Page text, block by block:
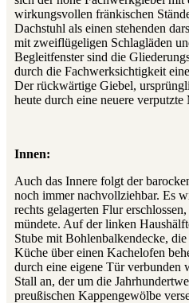
wirkungsvollen fränkischen
Dachstuhl als einen stehenden
mit zweiflügeligen Schlagläden
Begleitfenster sind die
durch die Fachwerksichtigkeit
Der rückwärtige Giebel,
heute durch eine neuere verputzte
Innen:
Auch das Innere folgt der
noch immer nachvollziehbar. Es
rechts gelagerten Flur
mündete. Auf der linken
Stube mit Bohlenbalkendecke,
Küche über einen Kachelofen
durch eine eigene Tür verbunden
Stall an, der um die
preußischen Kappengewölbe